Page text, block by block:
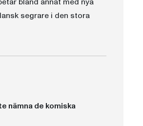
segrare i den stora
nämna de komiska